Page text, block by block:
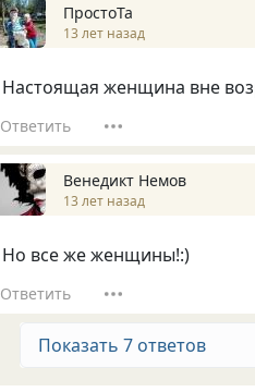
ПростоТа
13 лет назад
Настоящая женщина вне
Ответить
Венедикт Немов
13 лет назад
Но все же женщины!:)
Ответить
Показать 7 ответов